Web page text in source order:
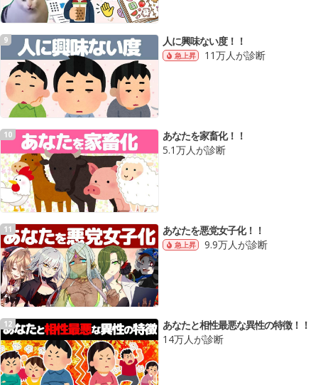
9 人に興味ない度！！
急上昇 11万人が診断
10
あなたを家畜化！！
5.1万人が診断
11 あなたを悪党女子化！！
急上昇 9.9万人が診断
12
あなたと相性最悪な異性の特徴！！
14万人が診断